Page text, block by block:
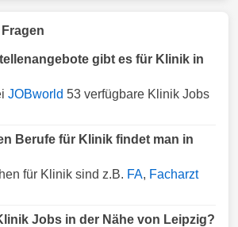
gibt es für Klinik in
JOBworld 53 verfügbare Klinik Jobs
Berufe für Klinik findet man in
für Klinik sind z.B. FA, Facharzt
Jobs in der Nähe von Leipzig?